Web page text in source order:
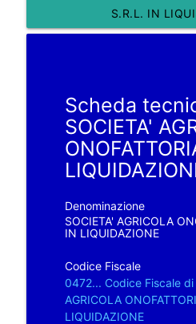
S.R.L. IN
Scheda
SOCIETA'
Denominazione
SOCIETA' AGRICOLA
IN LIQUIDAZIONE
Codice Fiscale
0472... Codice Fiscale di
AGRICOLA
LIQUIDAZIONE